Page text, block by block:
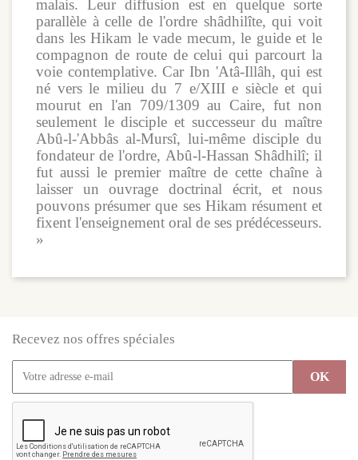
malais. Leur diffusion est en quelque sorte
parallèle à celle de l'ordre shâdhilîte, qui voit
dans les Hikam le vade mecum, le guide et le
compagnon de route de celui qui parcourt la
voie contemplative. Car Ibn 'Atâ-Illâh, qui est
né vers le milieu du 7 e/XIII e siècle et qui
mourut en l'an 709/1309 au Caire, fut non
seulement le disciple et successeur du maître
Abû-l-'Abbâs al-Mursî, lui-même disciple du
fondateur de l'ordre, Abû-l-Hassan Shâdhilî; il
fut aussi le premier maître de cette chaîne à
laisser un ouvrage doctrinal écrit, et nous
pouvons présumer que ses Hikam résument et
fixent l'enseignement oral de ses prédécesseurs.
»
Recevez nos offres spéciales